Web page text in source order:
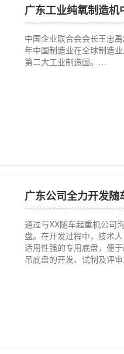
广东工业纯氧制造机
中国企业联合会会长王忠
年中国制造业在全球制造
第二大工业制造国。…
广东公司全力开发随
通过与XX随车起重机公司
盘。在开发过程中，技术
适用性强的专用底盘，便
吊底盘的开发、试制及评